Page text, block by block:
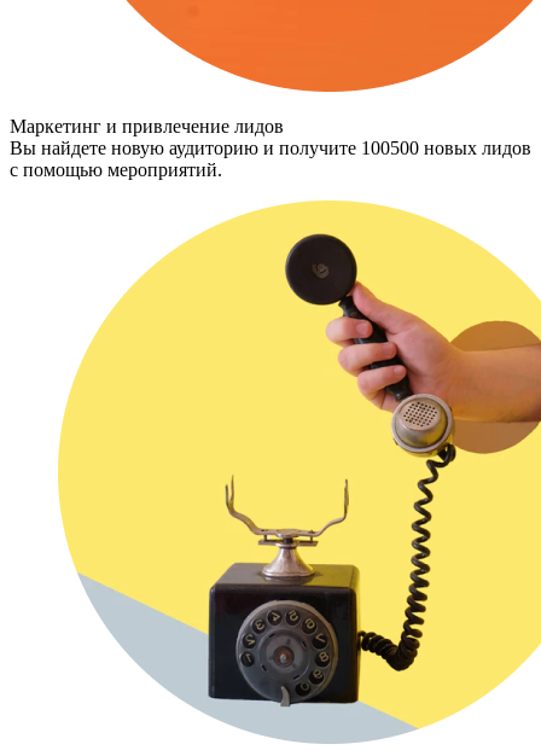
Маркетинг и привлечение лидов
Вы найдете новую аудиторию и получите 100500 новых лидов
с помощью мероприятий.